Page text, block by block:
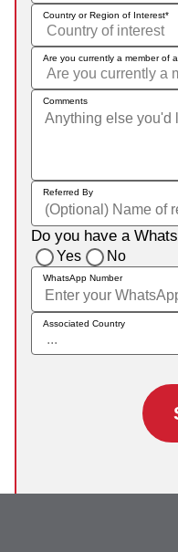
Country or Region of Interest
Are you currently a member of
Comments
Referred By
Do you have a
Yes No
WhatsApp Number
Associated Country